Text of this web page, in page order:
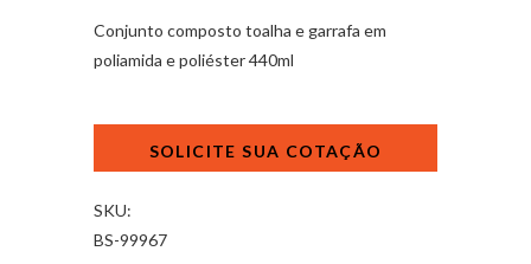
Conjunto composto toalha e garrafa em
poliamida e poliéster 440ml
Esporte
Garrafa
quantidade
SKU:
BS-99967